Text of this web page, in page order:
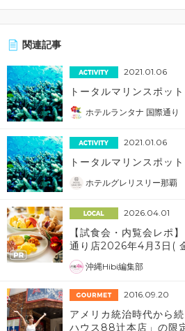
関連記事
2021.01.06
トータルマリンスポッ
ホテルランタナ 国際通り
2021.01.06
トータルマリンスポッ
ホテルグレリスリー那覇
2026.04.01
【試食会・内覧会レポ
通り店2026年4月3日(
沖縄Hibi編集部
2016.09.20
アメリカ統治時代から
ハウス88辻本店」の限